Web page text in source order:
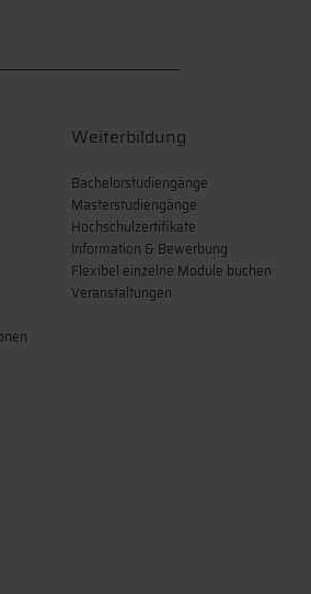
Weiterbildung
Bachelorstudiengänge
Masterstudiengänge
Hochschulzertifikate
Information & Bewerbung
Flexibel einzelne Module buchen
Veranstaltungen